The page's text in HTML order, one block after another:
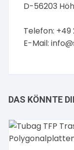
D-56203
Telefon: +49
E-Mail:
DAS KÖNNTE